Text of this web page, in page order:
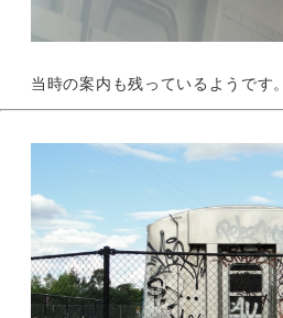
当時の案内も残っているようです。